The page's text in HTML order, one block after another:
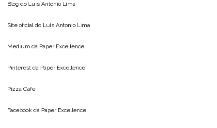
Blog do Luis Antonio Lima
Site oficial do Luis Antonio Lima
Medium da Paper Excellence
Pinterest da Paper Excellence
Pizza Cafe
Facebook da Paper Excellence